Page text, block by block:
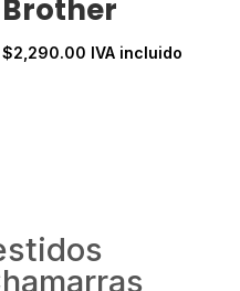
Brother
$2,290.00 IVA incluido